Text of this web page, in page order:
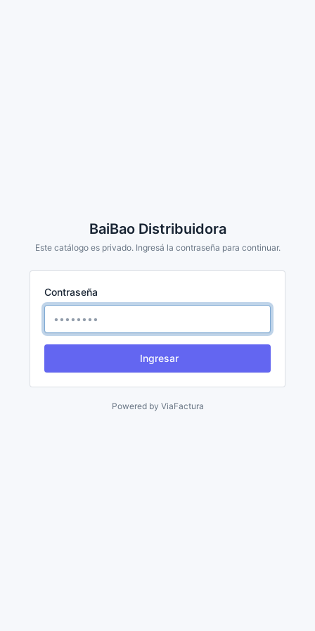
BaiBao Distribuidora
Este catálogo es privado. Ingresá la contraseña para continuar.
Contraseña
Ingresar
Powered by ViaFactura